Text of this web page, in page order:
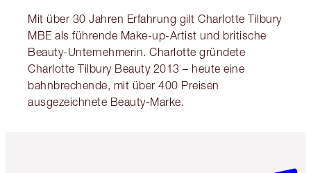
Mit über 30 Jahren Erfahrung gilt Charlotte Tilbury
MBE als führende Make-up-Artist und britische
Beauty-Unternehmerin. Charlotte gründete
Charlotte Tilbury Beauty 2013 – heute eine
bahnbrechende, mit über 400 Preisen
ausgezeichnete Beauty-Marke.